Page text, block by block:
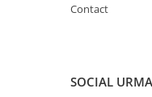
Contact
SOCIAL